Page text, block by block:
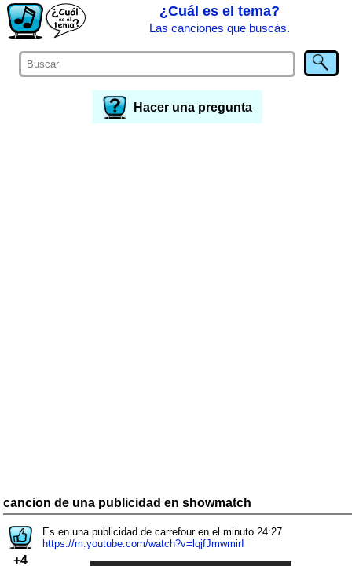
¿Cuál es el tema?
Las canciones que buscás.
Hacer una pregunta
cancion de una publicidad en showmatch
+4
Es en una publicidad de carrefour en el minuto 24:27
https://m.youtube.com/watch?v=lqjfJmwmirI